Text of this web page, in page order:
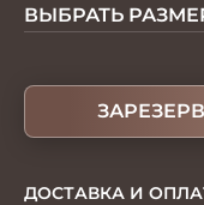
ВЫБРАТЬ
ДОСТАВКА И